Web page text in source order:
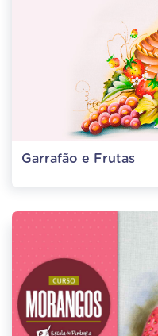
Garrafão e Frutas